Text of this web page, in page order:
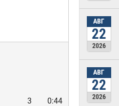
3 0:44
АВГ
22
2026
АВГ
22
2026